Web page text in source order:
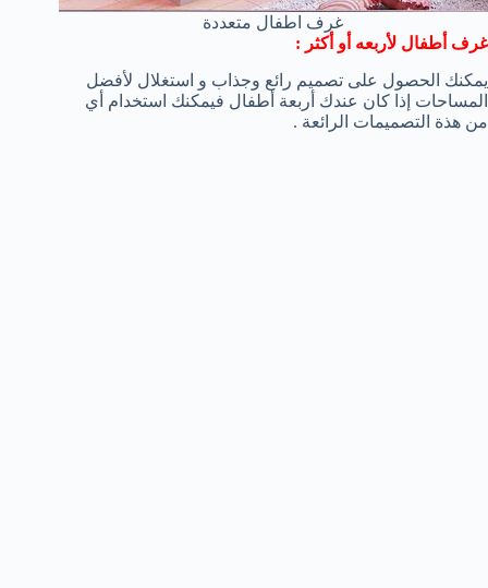
غرف اطفال متعددة
غرف أطفال لأربعه أو أكثر :
يمكنك الحصول على تصميم رائع وجذاب و استغلال لأفضل
المساحات إذا كان عندك أربعة أطفال فيمكنك استخدام أي
من هذة التصميمات الرائعة .